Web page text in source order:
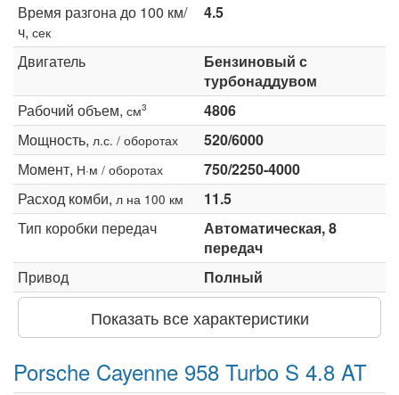
Время разгона до 100 км/
ч, сек
4.5
Двигатель
Бензиновый с
турбонаддувом
Рабочий объем, см3
4806
Мощность, л.с. / оборотах
520/6000
Момент, Н·м / оборотах
750/2250-4000
Расход комби, л на 100 км
11.5
Тип коробки передач
Автоматическая, 8
передач
Привод
Полный
Показать все характеристики
Porsche Cayenne 958 Turbo S 4.8 AT